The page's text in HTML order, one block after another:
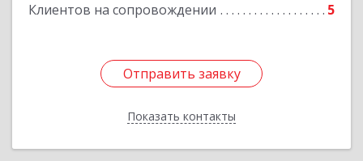
Клиентов на сопровождении 5
Отправить заявку
Показать контакты
Отправить заявку
Назад